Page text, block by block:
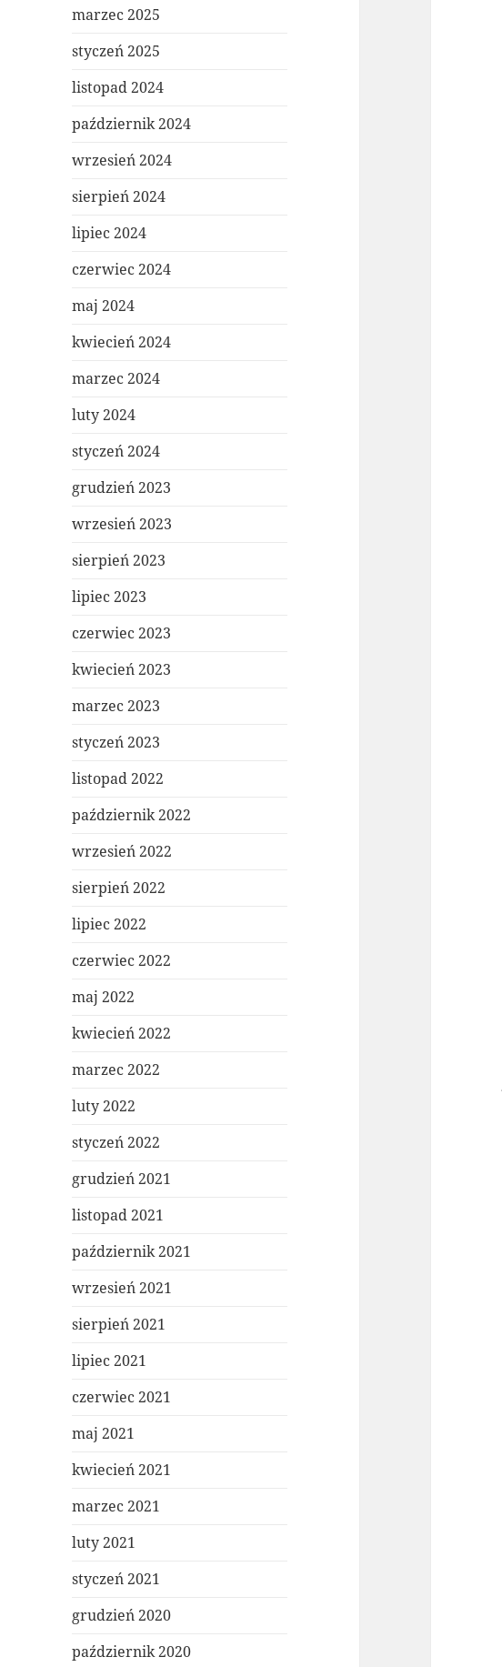
marzec 2025
styczeń 2025
listopad 2024
październik 2024
wrzesień 2024
sierpień 2024
lipiec 2024
czerwiec 2024
maj 2024
kwiecień 2024
marzec 2024
luty 2024
styczeń 2024
grudzień 2023
wrzesień 2023
sierpień 2023
lipiec 2023
czerwiec 2023
kwiecień 2023
marzec 2023
styczeń 2023
listopad 2022
październik 2022
wrzesień 2022
sierpień 2022
lipiec 2022
czerwiec 2022
maj 2022
kwiecień 2022
marzec 2022
luty 2022
styczeń 2022
grudzień 2021
listopad 2021
październik 2021
wrzesień 2021
sierpień 2021
lipiec 2021
czerwiec 2021
maj 2021
kwiecień 2021
marzec 2021
luty 2021
styczeń 2021
grudzień 2020
październik 2020